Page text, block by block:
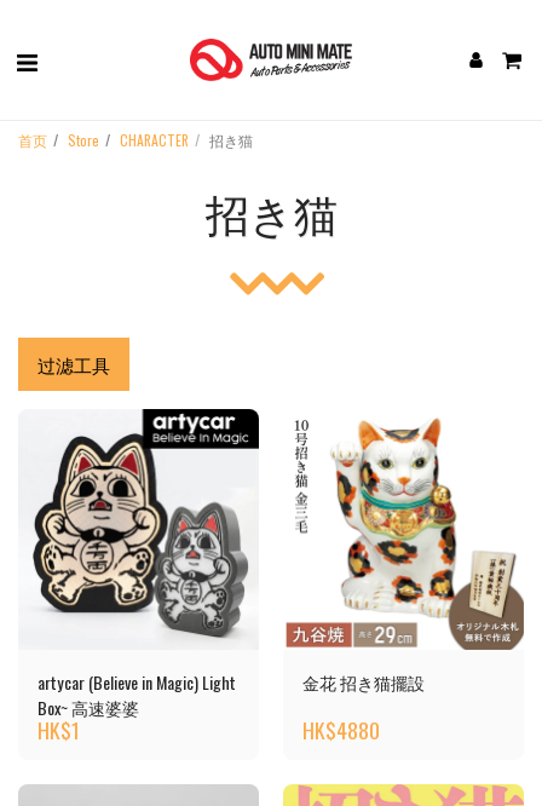
首页 Store CHARACTER 招き猫
招き猫
过滤工具
artycar (Believe in Magic) Light
Box~ 高速婆婆
HK$1
金花 招き猫擺設
HK$4880